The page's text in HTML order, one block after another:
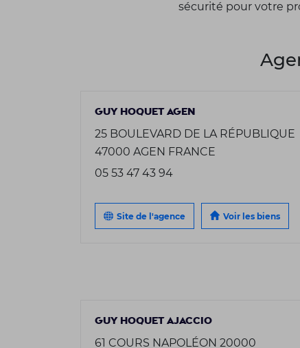
sécurité pour votre
GUY HOQUET AGEN
25 BOULEVARD DE LA RÉPUBLIQUE
47000 AGEN FRANCE
05 53 47 43 94
Site de l'agence Voir les biens
GUY HOQUET AJACCIO
61 COURS NAPOLÉON 20000